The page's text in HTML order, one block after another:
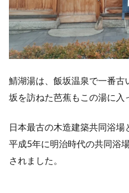
鯖湖湯は、飯坂温泉で一番
坂を訪ねた芭蕉もこの湯に入
日本最古の木造建築共同浴場
平成5年に明治時代の共同浴
されました。